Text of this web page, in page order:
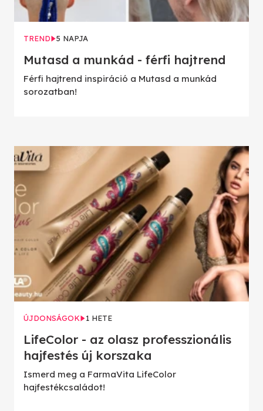
TREND 5 NAPJA
Mutasd a munkád - férfi hajtrend
Férfi hajtrend inspiráció a Mutasd a munkád
sorozatban!
ÚJDONSÁGOK 1 HETE
LifeColor - az olasz professzionális
hajfestés új korszaka
Ismerd meg a FarmaVita LifeColor
hajfestékcsaládot!